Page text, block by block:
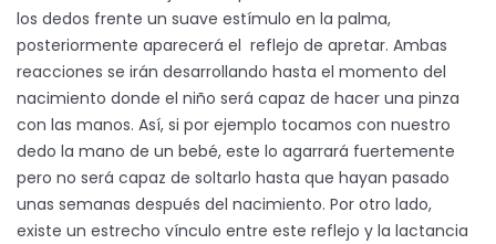
los dedos frente un suave estímulo en la palma,
posteriormente aparecerá el reflejo de apretar. Ambas
reacciones se irán desarrollando hasta el momento del
nacimiento donde el niño será capaz de hacer una pinza
con las manos. Así, si por ejemplo tocamos con nuestro
dedo la mano de un bebé, este lo agarrará fuertemente
pero no será capaz de soltarlo hasta que hayan pasado
unas semanas después del nacimiento. Por otro lado,
existe un estrecho vínculo entre este reflejo y la lactancia